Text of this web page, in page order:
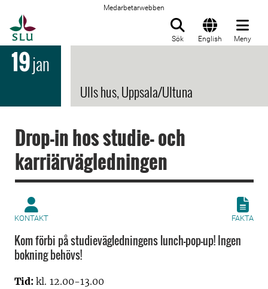
Medarbetarwebben
Sök English Meny
19jan
Ulls hus, Uppsala/Ultuna
Drop-in hos studie- och
karriärvägledningen
KONTAKT FAKTA
Kom förbi på studievägledningens lunch-pop-up! Ingen
bokning behövs!
Tid: kl. 12.00-13.00